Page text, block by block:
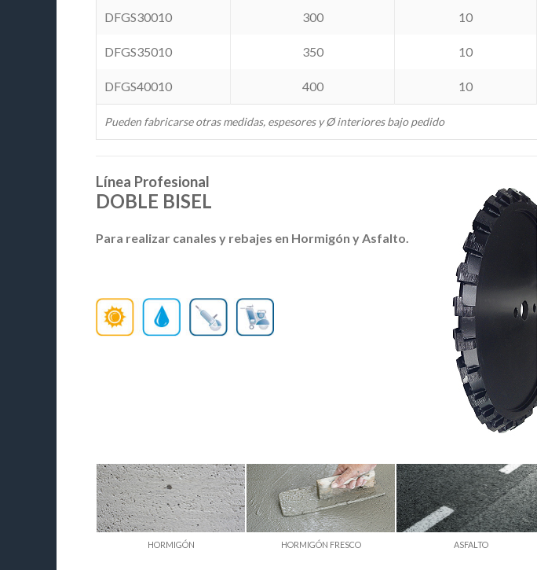
Pueden fabricarse otras medidas, espesores y Ø interiores bajo pedido
DFGS30010 300 10
DFGS35010 350 10
DFGS40010 400 10
Línea Profesional
DOBLE BISEL
Para realizar canales y rebajes en Hormigón y Asfalto.
HORMIGÓN HORMIGÓN FRESCO ASFALTO